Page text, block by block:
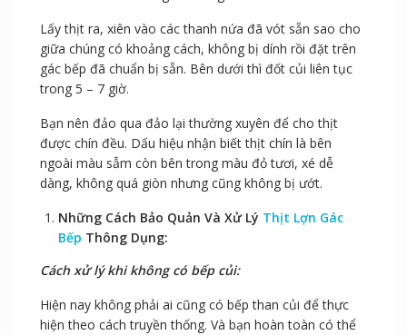
Lấy thịt ra, xiên vào các thanh nứa đã vót sẵn sao cho
giữa chúng có khoảng cách, không bị dính rồi đặt trên
gác bếp đã chuẩn bị sẵn. Bên dưới thì đốt củi liên tục
trong 5 – 7 giờ.
Bạn nên đảo qua đảo lại thường xuyên để cho thịt
được chín đều. Dấu hiệu nhận biết thịt chín là bên
ngoài màu sẫm còn bên trong màu đỏ tươi, xé dễ
dàng, không quá giòn nhưng cũng không bị ướt.
Những Cách Bảo Quản Và Xử Lý Thịt Lợn Gác
Bếp Thông Dụng:
Cách xử lý khi không có bếp củi:
Hiện nay không phải ai cũng có bếp than củi để thực
hiện theo cách truyền thống. Và bạn hoàn toàn có thể